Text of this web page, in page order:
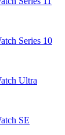
Series 10
Ultra
SE